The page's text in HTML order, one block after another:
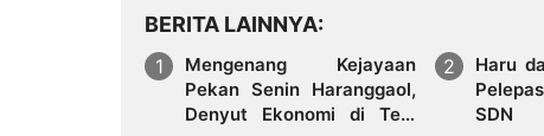
BERITA LAINNYA
Mengenang Kejayaan
Pekan Senin Haranggaol,
Denyut Ekonomi di Tepi
Haru
SDN